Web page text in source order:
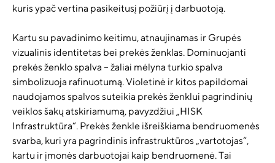
kuris ypač vertina pasikeitusį požiūrį į darbuotoją.
Kartu su pavadinimo keitimu, atnaujinamas ir Grupės
vizualinis identitetas bei prekės ženklas. Dominuojanti
prekės ženklo spalva – žaliai mėlyna turkio spalva
simbolizuoja rafinuotumą. Violetinė ir kitos papildomai
naudojamos spalvos suteikia prekės ženklui pagrindinių
veiklos šakų atskiriamumą, pavyzdžiui „HISK
Infrastruktūra“. Prekės ženkle išreiškiama bendruomenės
svarba, kuri yra pagrindinis infrastruktūros „vartotojas“,
kartu ir įmonės darbuotojai kaip bendruomenė. Tai